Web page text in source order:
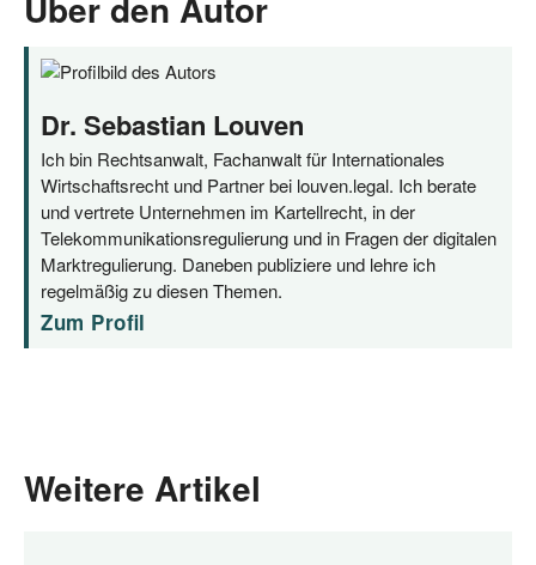
Dr. Sebastian Louven
Ich bin Rechtsanwalt, Fachanwalt für Internationales
Wirtschaftsrecht und Partner bei louven.legal. Ich berate
und vertrete Unternehmen im Kartellrecht, in der
Telekommunikationsregulierung und in Fragen der digitalen
Marktregulierung. Daneben publiziere und lehre ich
regelmäßig zu diesen Themen.
Zum Profil
Weitere Artikel